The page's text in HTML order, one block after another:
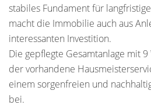
stabiles Fundament für
macht die Immobilie auch aus
interessanten Investition.
Die gepflegte Gesamtanlage mit
der vorhandene
einem sorgenfreien und
bei.